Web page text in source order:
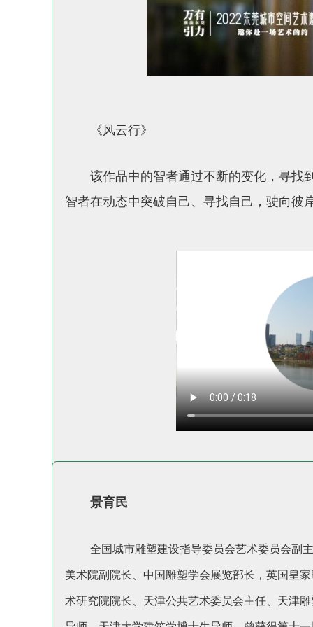
《风云行》
该作品中的智者通过不断的变化，寻找
智者在动态中突破自己、寻找自己，驶向彼
景育民
全国城市雕塑建设指导委员会艺术委员会副
美术院副院长、中国雕塑学会展览部长，英国皇
术研究院院长、天津公共艺术委员会主任、天津